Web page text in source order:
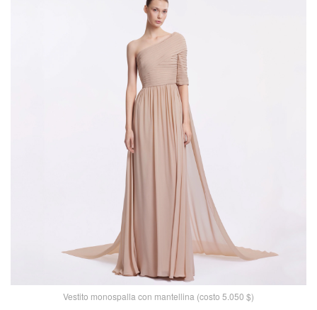
Vestito monospalla con mantellina (costo 5.050 $)